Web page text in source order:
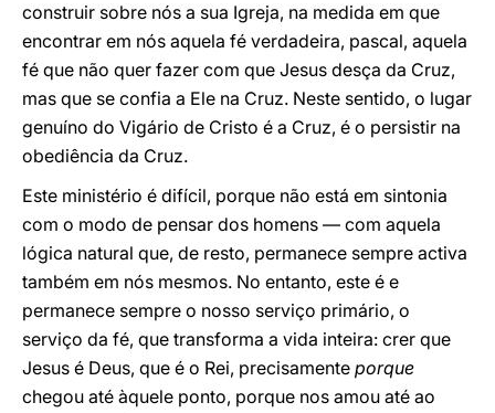
construir sobre nós a sua Igreja, na medida em que
encontrar em nós aquela fé verdadeira, pascal, aquela
fé que não quer fazer com que Jesus desça da Cruz,
mas que se confia a Ele na Cruz. Neste sentido, o lugar
genuíno do Vigário de Cristo é a Cruz, é o persistir na
obediência da Cruz.
Este ministério é difícil, porque não está em sintonia
com o modo de pensar dos homens — com aquela
lógica natural que, de resto, permanece sempre activa
também em nós mesmos. No entanto, este é e
permanece sempre o nosso serviço primário, o
serviço da fé, que transforma a vida inteira: crer que
Jesus é Deus, que é o Rei, precisamente porque
chegou até àquele ponto, porque nos amou até ao